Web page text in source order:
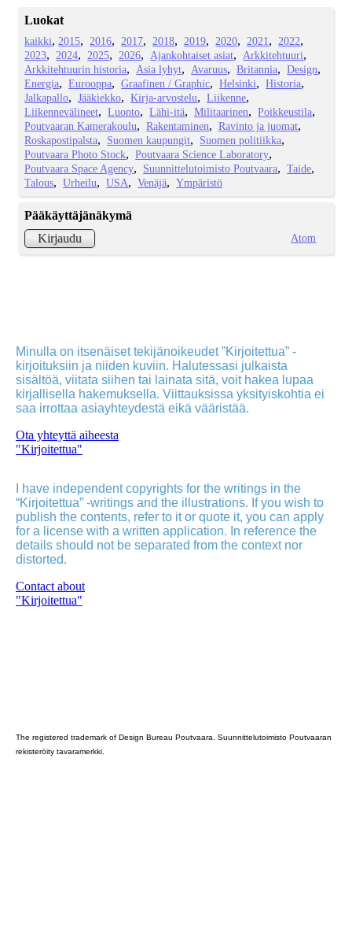
Luokat
kaikki 2015 2016 2017 2018 2019 2020 2021
2022
2023
2024 2025 2026 Ajankohtaiset asiat
Arkkitehtuuri
Arkkitehtuurin historia
Asia lyhyt Avaruus Britannia
Design
Energia
Eurooppa Graafinen / Graphic Helsinki
Historia
Jalkapallo
Jääkiekko Kirja-arvostelu
Liikenne
Liikennevälineet
Luonto Lähi-itä Militaarinen
Poikkeustila
Poutvaaran Kamerakoulu
Rakentaminen
Ravinto ja juomat
Roskapostipalsta
Suomen kaupungit
Suomen politiikka
Poutvaara Photo Stock
Poutvaara Science Laboratory
Poutvaara Space Agency
Suunnittelutoimisto Poutvaara
Taide
Talous
Urheilu USA Venäjä Ympäristö
Pääkäyttäjänäkymä
Kirjaudu
Atom
Minulla on itsenäiset tekijänoikeudet ”Kirjoitettua” -
kirjoituksiin ja niiden kuviin. Halutessasi julkaista
sisältöä, viitata siihen tai lainata sitä, voit hakea lupaa
kirjallisella hakemuksella. Viittauksissa yksityiskohtia ei
saa irrottaa asiayhteydestä eikä vääristää.
Ota yhteyttä aiheesta
"Kirjoitettua"
I have independent copyrights for the writings in the
“Kirjoitettua” -writings and the illustrations. If you wish to
publish the contents, refer to it or quote it, you can apply
for a license with a written application. In reference the
details should not be separated from the context nor
distorted.
Contact about
"Kirjoitettua"
The registered trademark of Design Bureau Poutvaara. Suunnittelutoimisto Poutvaaran
rekisteröity tavaramerkki.